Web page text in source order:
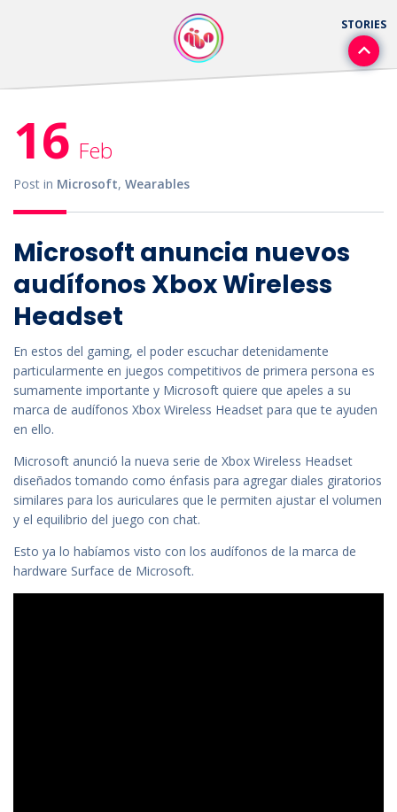
16 Feb
Post in Microsoft, Wearables
Microsoft anuncia nuevos
audífonos Xbox Wireless
Headset
En estos del gaming, el poder escuchar detenidamente
particularmente en juegos competitivos de primera persona es
sumamente importante y Microsoft quiere que apeles a su
marca de audífonos Xbox Wireless Headset para que te ayuden
en ello.
Microsoft anunció la nueva serie de Xbox Wireless Headset
diseñados tomando como énfasis para agregar diales giratorios
similares para los auriculares que le permiten ajustar el volumen
y el equilibrio del juego con chat.
Esto ya lo habíamos visto con los audífonos de la marca de
hardware Surface de Microsoft.